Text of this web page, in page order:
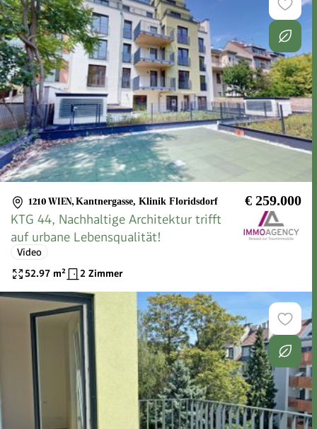
1210 WIEN, Kantnergasse, Klinik Floridsdorf € 259.000
KTG 44, Nachhaltige Architektur trifft
auf urbane Lebensqualität!
Video
52.97 m² 2 Zimmer